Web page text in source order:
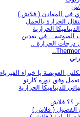
في المعادن ( فلاش )
الحرارة بالحمل
الصوتية .. في بعدين
درجات الحرارة ..
العويصة يا خبراء الفيزياء
وفق دورة كارنو
للديناميكا الحرارية
؟؟ فلاش
الفصول ( فلاش )